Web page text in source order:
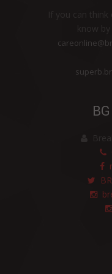
PRODUK
BERSIH,
DAN SAKIT
Terlepas
dengan
Nafsu
Konsumsi